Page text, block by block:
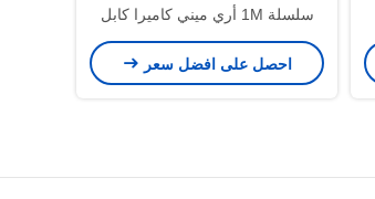
سلسلة 1M أري ميني كاميرا كابل
الطاقة
احصل على افضل سعر